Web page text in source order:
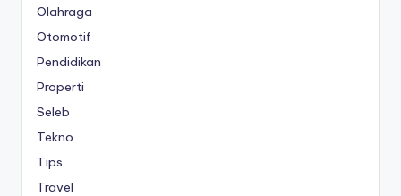
Olahraga
Otomotif
Pendidikan
Properti
Seleb
Tekno
Tips
Travel